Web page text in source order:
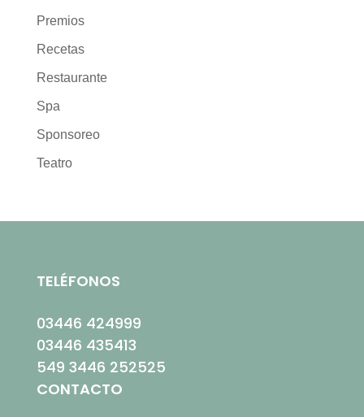
Premios
Recetas
Restaurante
Spa
Sponsoreo
Teatro
TELÉFONOS
03446 424999
03446 435413
549 3446 252525
CONTACTO